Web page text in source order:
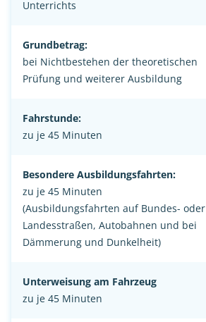
Unterrichts
Grundbetrag:
bei Nichtbestehen der theoretischen
Prüfung und weiterer Ausbildung
Fahrstunde:
zu je 45 Minuten
Besondere Ausbildungsfahrten:
zu je 45 Minuten
(Ausbildungsfahrten auf Bundes- oder
Landesstraßen, Autobahnen und bei
Dämmerung und Dunkelheit)
Unterweisung am Fahrzeug
zu je 45 Minuten